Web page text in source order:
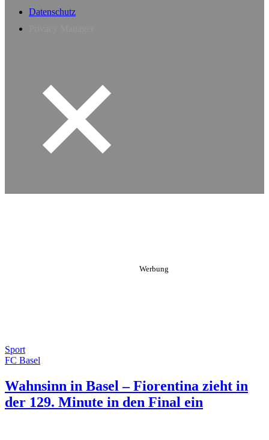
Datenschutz
Sport
FC Basel
Wahnsinn in Basel – Fiorentina zieht in
der 129. Minute in den Final ein